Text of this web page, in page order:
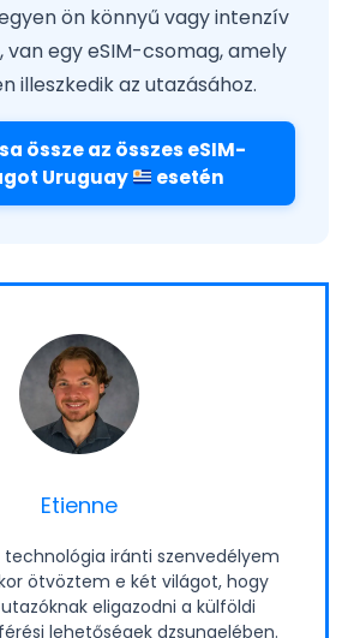
ön könnyű vagy intenzív
van egy eSIM-csomag, amely
illeszkedik az utazásához.
össze az összes eSIM-
Uruguay
esetén
Etienne
technológia iránti szenvedélyem
ötvöztem e két világot, hogy
eligazodni a külföldi
lehetőségek dzsungelében.